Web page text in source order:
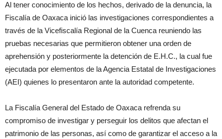
Al tener conocimiento de los hechos, derivado de la denuncia, la
Fiscalía de Oaxaca inició las investigaciones correspondientes a
través de la Vicefiscalía Regional de la Cuenca reuniendo las
pruebas necesarias que permitieron obtener una orden de
aprehensión y posteriormente la detención de E.H.C., la cual fue
ejecutada por elementos de la Agencia Estatal de Investigaciones
(AEI) quienes lo presentaron ante la autoridad competente.
La Fiscalía General del Estado de Oaxaca refrenda su
compromiso de investigar y perseguir los delitos que afectan el
patrimonio de las personas, así como de garantizar el acceso a la